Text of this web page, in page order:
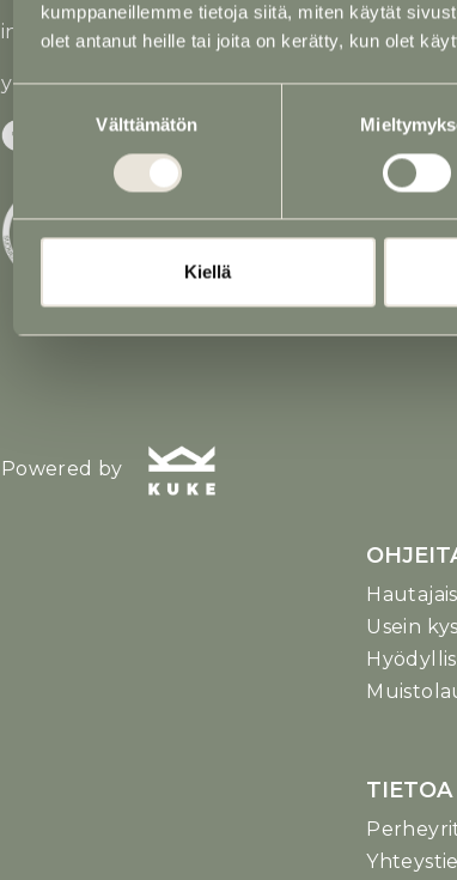
kumppaneillemme tietoja siitä, miten käytät
olet antanut heille tai joita on kerätty, kun olet
valinta
Välttämätön
Kiellä
info@saustila.fi
y-tunnus 0545177-5
Powered by
Usein
TIETOA